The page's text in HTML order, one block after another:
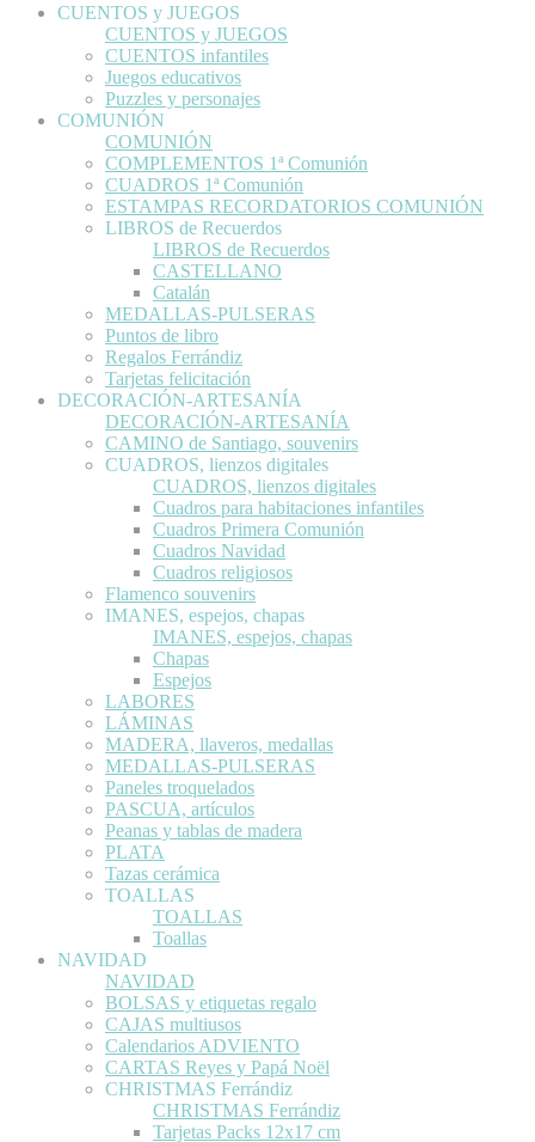
CUENTOS y JUEGOS
CUENTOS y JUEGOS
CUENTOS infantiles
Juegos educativos
Puzzles y personajes
COMUNIÓN
COMUNIÓN
COMPLEMENTOS 1ª Comunión
CUADROS 1ª Comunión
ESTAMPAS RECORDATORIOS COMUNIÓN
LIBROS de Recuerdos
LIBROS de Recuerdos
CASTELLANO
Catalán
MEDALLAS-PULSERAS
Puntos de libro
Regalos Ferrándiz
Tarjetas felicitación
DECORACIÓN-ARTESANÍA
DECORACIÓN-ARTESANÍA
CAMINO de Santiago, souvenirs
CUADROS, lienzos digitales
CUADROS, lienzos digitales
Cuadros para habitaciones infantiles
Cuadros Primera Comunión
Cuadros Navidad
Cuadros religiosos
Flamenco souvenirs
IMANES, espejos, chapas
IMANES, espejos, chapas
Chapas
Espejos
LABORES
LÁMINAS
MADERA, llaveros, medallas
MEDALLAS-PULSERAS
Paneles troquelados
PASCUA, artículos
Peanas y tablas de madera
PLATA
Tazas cerámica
TOALLAS
TOALLAS
Toallas
NAVIDAD
NAVIDAD
BOLSAS y etiquetas regalo
CAJAS multiusos
Calendarios ADVIENTO
CARTAS Reyes y Papá Noël
CHRISTMAS Ferrándiz
CHRISTMAS Ferrándiz
Tarjetas Packs 12x17 cm